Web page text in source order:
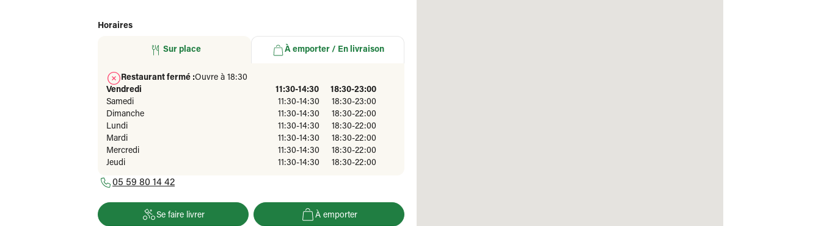
Horaires
Sur place À emporter / En livraison
Restaurant fermé :Ouvre à 18:30
Vendredi
11:30-14:30
18:30-23:00
Samedi
11:30-14:30
18:30-23:00
Dimanche
11:30-14:30
18:30-22:00
Lundi
11:30-14:30
18:30-22:00
Mardi
11:30-14:30
18:30-22:00
Mercredi
11:30-14:30
18:30-22:00
Jeudi
11:30-14:30 18:30-22:00
05 59 80 14 42
Se faire livrer À emporter